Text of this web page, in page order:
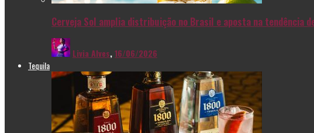
Cerveja Sol amplia distribuição no Brasil e aposta na tendência
Livia Alves,16/06/2026
Tequila